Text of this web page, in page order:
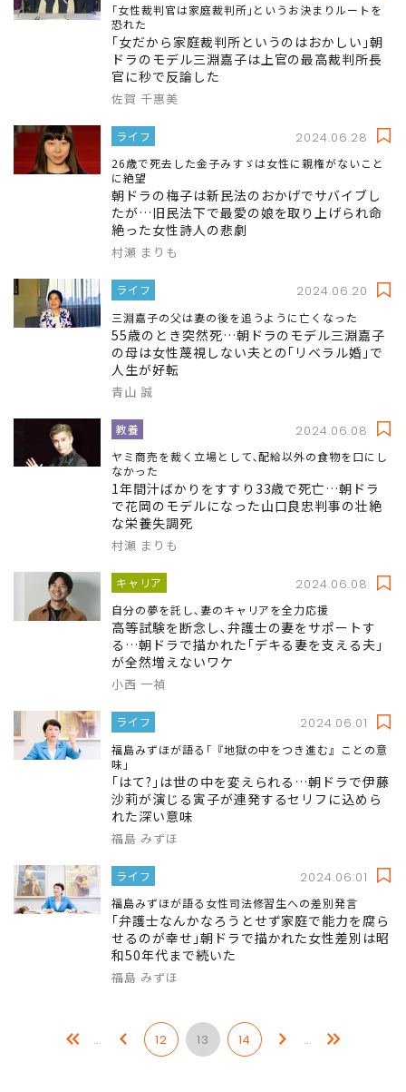
｢女性裁判官は家庭裁判所｣というお決まりルートを
恐れた
｢女だから家庭裁判所というのはおかしい｣朝
ドラのモデル三淵嘉子は上官の最高裁判所長
官に秒で反論した
佐賀 千惠美
ライフ 2024.06.28
26歳で死去した金子みすゞは女性に親権がないこと
に絶望
朝ドラの梅子は新民法のおかげでサバイブし
たが…旧民法下で最愛の娘を取り上げられ命
絶った女性詩人の悲劇
村瀬 まりも
ライフ 2024.06.20
三淵嘉子の父は妻の後を追うように亡くなった
55歳のとき突然死…朝ドラのモデル三淵嘉子
の母は女性蔑視しない夫との｢リベラル婚｣で
人生が好転
青山 誠
教養 2024.06.08
ヤミ商売を裁く立場として､配給以外の食物を口にし
なかった
1年間汁ばかりをすすり33歳で死亡…朝ドラ
で花岡のモデルになった山口良忠判事の壮絶
な栄養失調死
村瀬 まりも
キャリア 2024.06.08
自分の夢を託し､妻のキャリアを全力応援
高等試験を断念し､弁護士の妻をサポートす
る…朝ドラで描かれた｢デキる妻を支える夫｣
が全然増えないワケ
小西 一禎
ライフ 2024.06.01
福島みずほが語る｢『地獄の中をつき進む』ことの意
味｣
｢はて?｣は世の中を変えられる…朝ドラで伊藤
沙莉が演じる寅子が連発するセリフに込めら
れた深い意味
福島 みずほ
ライフ 2024.06.01
福島みずほが語る女性司法修習生への差別発言
｢弁護士なんかなろうとせず家庭で能力を腐ら
せるのが幸せ｣朝ドラで描かれた女性差別は昭
和50年代まで続いた
福島 みずほ
… 12 13 14 …